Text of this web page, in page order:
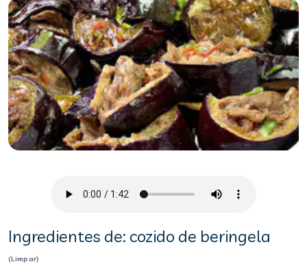
Ingredientes de: cozido de beringela
(Limpar)